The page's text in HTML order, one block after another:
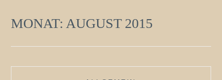
MONAT: AUGUST 2015